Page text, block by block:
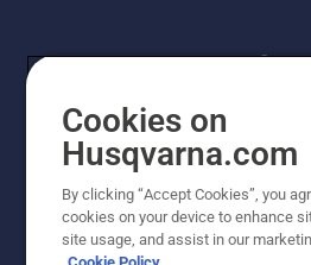
© Husqvarna AB (publ). Alle
Preisänderungen, Irrtümer,
vorbehalten. Bei den
Cookies on
Husqvarna.com
By clicking “Accept Cookies”, you
cookies on your device to enhance
site usage, and assist in our